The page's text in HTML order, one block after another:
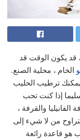
يكون الوقت قد
الخام ، محلية الصنع.
ترطيب الحليب
إذا كنت تحب
والقرفة ،
من لا شيء إلى
هو قاعدة رائعة